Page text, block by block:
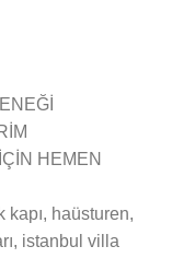
HEMEN
kapı, haüsturen,
istanbul villa